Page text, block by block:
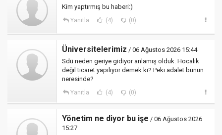
Kim yaptırmış bu haberi:)
Yanıtla (4) (0)
Üniversitelerimiz / 06 Ağustos 2026 15:44
Sdü neden geriye gidiyor anlamış olduk. Hocalık
değil ticaret yapılıyor demek ki? Peki adalet bunun
neresinde?
Yanıtla (4) (0)
Yönetim ne diyor bu işe / 06 Ağustos 2026
15:27